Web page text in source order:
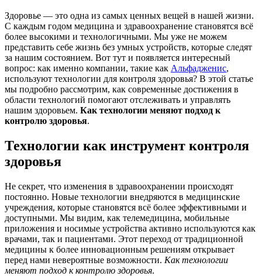
Здоровье — это одна из самых ценных вещей в нашей жизни.
С каждым годом медицина и здравоохранение становятся всё
более высокими и технологичными. Мы уже не можем
представить себе жизнь без умных устройств, которые следят
за нашим состоянием. Вот тут и появляется интересный
вопрос: как именно компании, такие как Альфадженис,
используют технологии для контроля здоровья? В этой статье
мы подробно рассмотрим, как современные достижения в
области технологий помогают отслеживать и управлять
нашим здоровьем. Как технологии меняют подход к
контролю здоровья.
Технологии как инструмент контроля
здоровья
Не секрет, что изменения в здравоохранении происходят
постоянно. Новые технологии внедряются в медицинские
учреждения, которые становятся всё более эффективными и
доступными. Мы видим, как телемедицина, мобильные
приложения и носимые устройства активно используются как
врачами, так и пациентами. Этот переход от традиционной
медицины к более инновационным решениям открывает
перед нами невероятные возможности. Как технологии
меняют подход к контролю здоровья.